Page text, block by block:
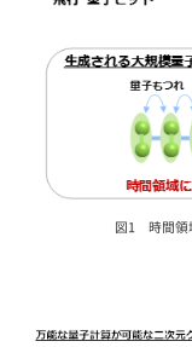
図1 時間領